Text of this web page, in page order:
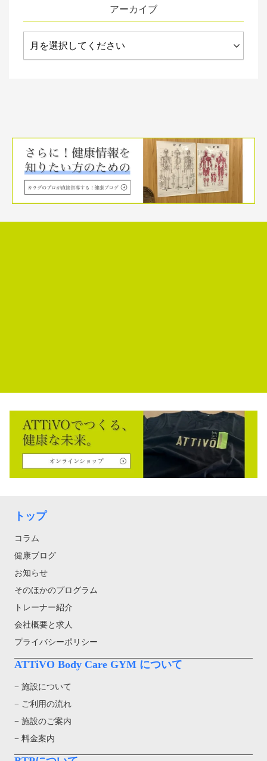
アーカイブ
トップ
コラム
健康ブログ
お知らせ
そのほかのプログラム
トレーナー紹介
会社概要と求人
プライバシーポリシー
ATTiVO Body Care GYM について
− 施設について
− ご利用の流れ
− 施設のご案内
− 料金案内